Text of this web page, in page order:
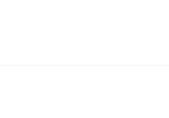
제자매들에게 좋은 사람이라는
요구에 대해 아무리 어렵더라도,
까지 다른 사람의 부탁을 완수하
에 따라 살면서 일을 처리하는 데
신용 있는 좋은 사람이 되기를